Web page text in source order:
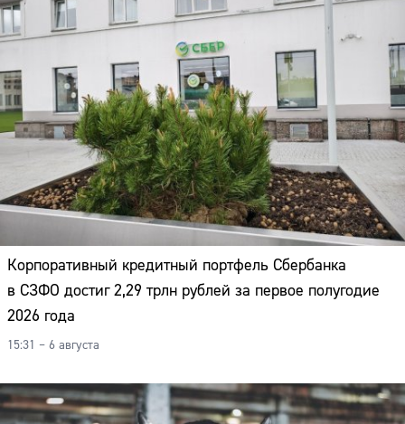
Корпоративный кредитный портфель Сбербанка
в СЗФО достиг 2,29 трлн рублей за первое полугодие
2026 года
15:31 – 6 августа